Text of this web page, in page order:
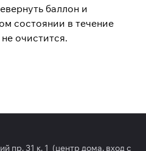
баллон и
состоянии в течение
очистится.
пр. 31 к. 1 (центр дома, вход с